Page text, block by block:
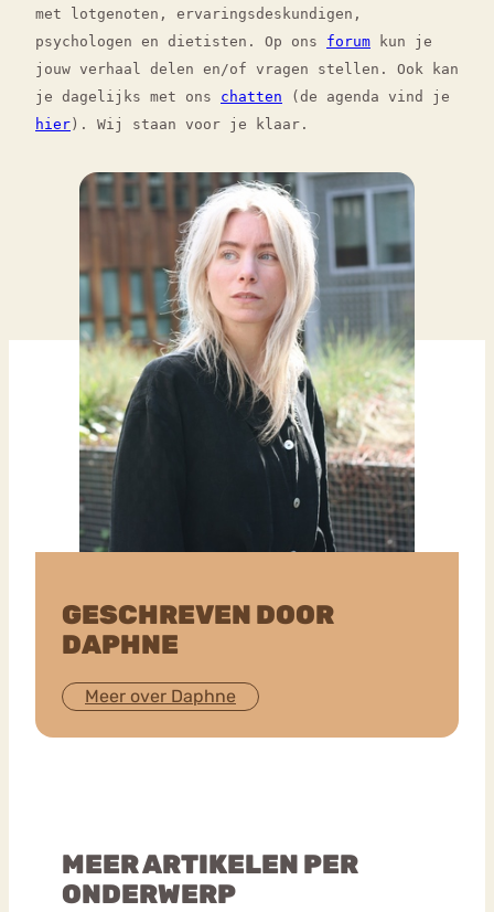
met lotgenoten, ervaringsdeskundigen,
psychologen en dietisten. Op ons forum kun je
jouw verhaal delen en/of vragen stellen. Ook kan
je dagelijks met ons chatten (de agenda vind je
hier ). Wij staan voor je klaar.
GESCHREVEN DOOR
DAPHNE
Meer over Daphne
MEER ARTIKELEN PER
ONDERWERP